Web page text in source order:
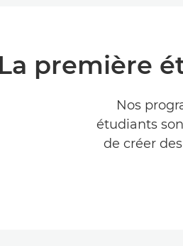
La première
Nos
étudiants
de créer